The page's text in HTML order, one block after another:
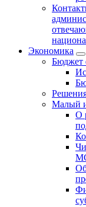
Экономика
Бюджет
Малый
О